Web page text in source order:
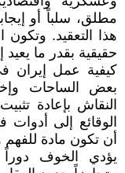
مطلق، سلباً أو
هذا التعقيد. وتكون
حقيقية بقدر ما
كيفية عمل إيران
بعض الساحات
النقاش بإعادة
الوقائع إلى
أن تكون مادة للفهم
يؤدي الخوف دوراً